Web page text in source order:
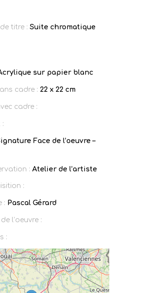
titre : Suite chromatique
sur papier blanc
cadre : 22 x 22 cm
cadre :
:
Face de l’oeuvre –
: Atelier de l’artiste
:
: Pascal Gérard
l’oeuvre :
: